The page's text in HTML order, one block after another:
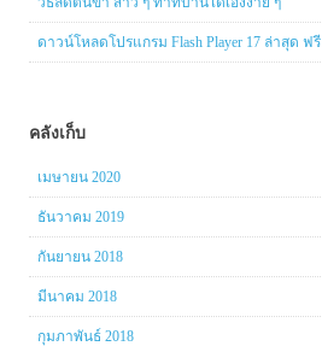
ดาวน์โหลดโปรแกรม Flash Player 17 ล่าสุด ฟรี
คลังเก็บ
เมษายน 2020
ธันวาคม 2019
กันยายน 2018
มีนาคม 2018
กุมภาพันธ์ 2018